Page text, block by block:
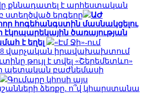
քննադատել է արհեստական
ստեղծված երգերը
ԱԺ
հոգեհանգստին մասնակցելու
ծառայության
է եղել
«Էմ Ջի»-ում
38 վարչական իրավախախտում
թույլ է տվել «Շերեմետևո»
պետական բաժնեմասի
Գումարը կհոսի այս
ձեռքը. ո՞վ կհարստանա